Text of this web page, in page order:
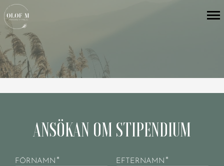
ANSÖKAN OM STIPENDIUM
FÖRNAMN * EFTERNAMN *